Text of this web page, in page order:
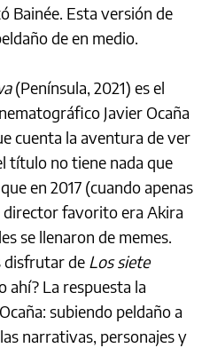
Bainée. Esta versión de
de en medio.
(Península, 2021) es el
Javier Ocaña
cuenta la aventura de ver
título no tiene nada que
en 2017 (cuando apenas
director favorito era Akira
se llenaron de memes.
disfrutar de Los siete
ahí? La respuesta la
subiendo peldaño a
narrativas, personajes y